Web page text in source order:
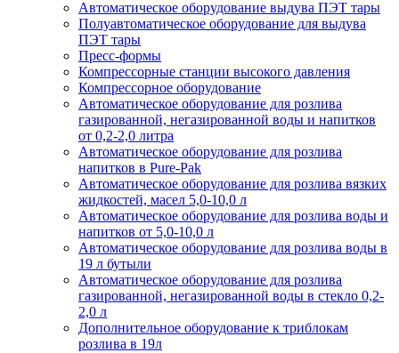
Автоматическое оборудование выдува ПЭТ тары
Полуавтоматическое оборудование для выдува
ПЭТ тары
Пресс-формы
Компрессорные станции высокого давления
Компрессорное оборудование
Автоматическое оборудование для розлива
газированной, негазированной воды и напитков
от 0,2-2,0 литра
Автоматическое оборудование для розлива
напитков в Pure-Pak
Автоматическое оборудование для розлива вязких
жидкостей, масел 5,0-10,0 л
Автоматическое оборудование для розлива воды и
напитков от 5,0-10,0 л
Автоматическое оборудование для розлива воды в
19 л бутыли
Автоматическое оборудование для розлива
газированной, негазированной воды в стекло 0,2-
2,0 л
Дополнительное оборудование к триблокам
розлива в 19л